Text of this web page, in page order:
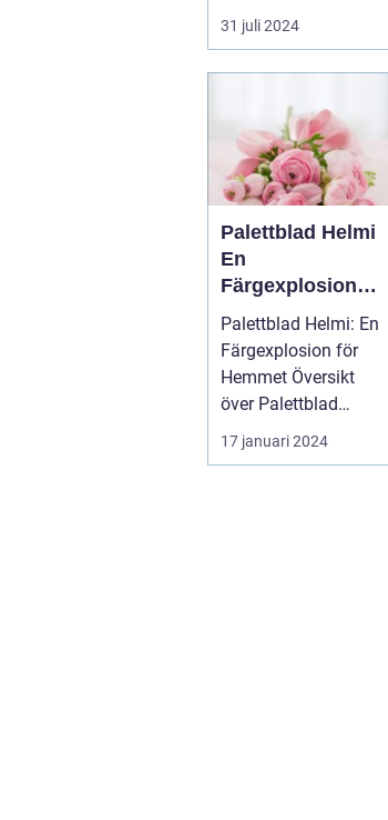
hantverk och
oövertr&aum...
31 juli 2024
Palettblad Helmi
En
Färgexplosion
för Hemmet
Palettblad Helmi: En
Färgexplosion för
Hemmet Översikt
över Palettblad
17 januari 2024